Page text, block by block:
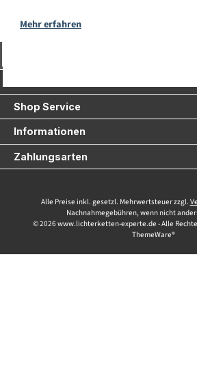
Mehr erfahren
Shop Service
Informationen
Zahlungsarten
Alle Preise inkl. gesetzl. Mehrwertsteuer zzgl.
Nachnahmegebühren, wenn nicht
© 2026 www.lichterketten-experte.de - Alle
ThemeWare®